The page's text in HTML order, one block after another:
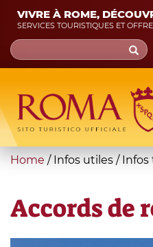
Skip
main
content
VIVRE À ROME,
SERVICES TOURISTIQUES ET
Search
form
Recherche
You
here
Home / Infos utiles / Infos
Accords de